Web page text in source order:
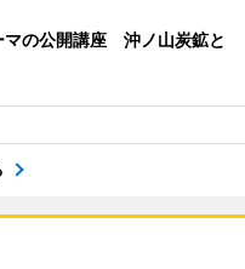
マの公開講座 沖ノ山炭鉱と